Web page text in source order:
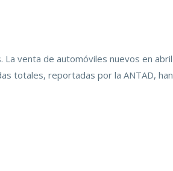
venta de automóviles nuevos en abril
totales, reportadas por la ANTAD, han